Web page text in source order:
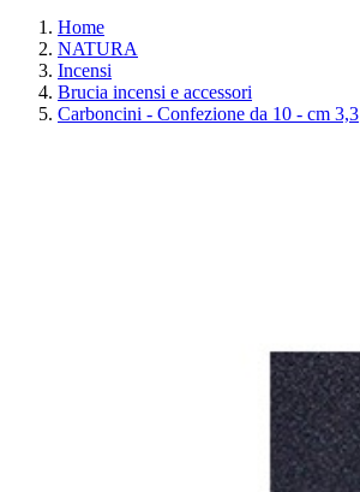
Home
NATURA
Incensi
Brucia incensi e accessori
Carboncini - Confezione da 10 - cm 3,3